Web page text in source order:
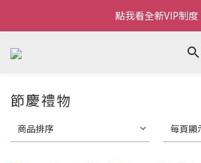
Welcome~私藏生活~
點我看全新VIP制度
全新購物金/點數使用說
節慶禮物
商品排序 每頁顯